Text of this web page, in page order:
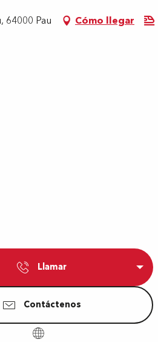
64000 Pau Cómo llegar
Llamar
Contáctenos